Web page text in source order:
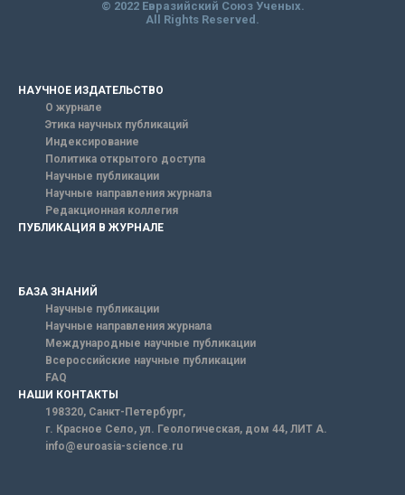
© 2022 Евразийский Союз Ученых.
All Rights Reserved.
НАУЧНОЕ ИЗДАТЕЛЬСТВО
О журнале
Этика научных публикаций
Индексирование
Политика открытого доступа
Научные публикации
Научные направления журнала
Редакционная коллегия
ПУБЛИКАЦИЯ В ЖУРНАЛЕ
БАЗА ЗНАНИЙ
Научные публикации
Научные направления журнала
Международные научные публикации
Всероссийские научные публикации
FAQ
НАШИ КОНТАКТЫ
198320, Санкт-Петербург,
г. Красное Село, ул. Геологическая, дом 44, ЛИТ А.
info@euroasia-science.ru